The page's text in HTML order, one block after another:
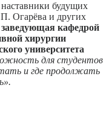
будущих
Огарёва и других
кафедрой
хирургии
университета
для студентов
и где продолжать